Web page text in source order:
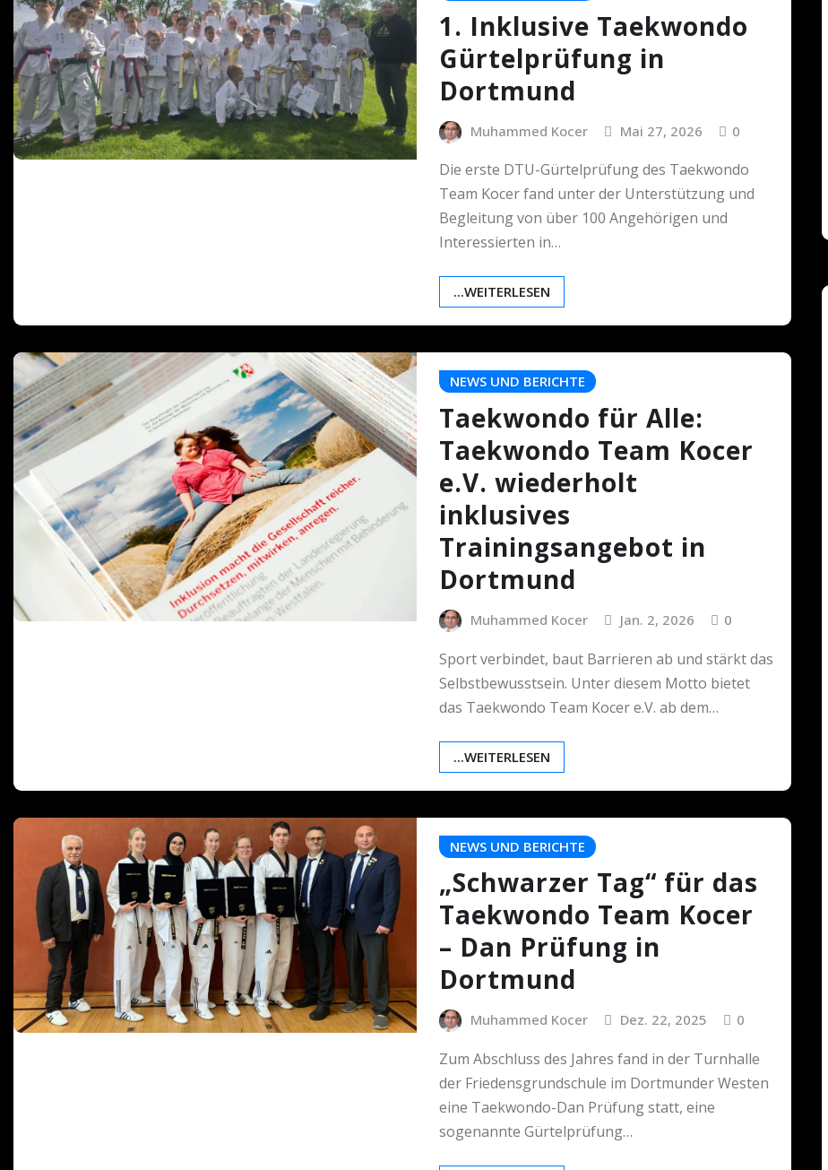
1. Inklusive Taekwondo
Gürtelprüfung in
Dortmund
Muhammed Kocer Mai 27, 2026 0
Die erste DTU-Gürtelprüfung des Taekwondo
Team Kocer fand unter der Unterstützung und
Begleitung von über 100 Angehörigen und
Interessierten in…
...WEITERLESEN
NEWS UND BERICHTE
Taekwondo für Alle:
Taekwondo Team Kocer
e.V. wiederholt
inklusives
Trainingsangebot in
Dortmund
Muhammed Kocer Jan. 2, 2026 0
Sport verbindet, baut Barrieren ab und stärkt das
Selbstbewusstsein. Unter diesem Motto bietet
das Taekwondo Team Kocer e.V. ab dem…
...WEITERLESEN
NEWS UND BERICHTE
„Schwarzer Tag“ für das
Taekwondo Team Kocer
– Dan Prüfung in
Dortmund
Muhammed Kocer Dez. 22, 2025 0
Zum Abschluss des Jahres fand in der Turnhalle
der Friedensgrundschule im Dortmunder Westen
eine Taekwondo-Dan Prüfung statt, eine
sogenannte Gürtelprüfung…